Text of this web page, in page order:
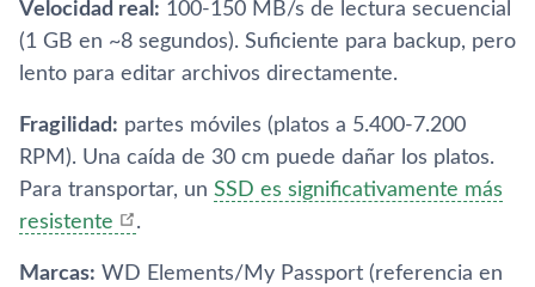
Velocidad real: 100-150 MB/s de lectura secuencial
(1 GB en ~8 segundos). Suficiente para backup, pero
lento para editar archivos directamente.
Fragilidad: partes móviles (platos a 5.400-7.200
RPM). Una caída de 30 cm puede dañar los platos.
Para transportar, un SSD es significativamente más
resistente
.
Marcas: WD Elements/My Passport (referencia en